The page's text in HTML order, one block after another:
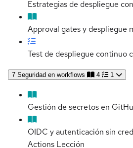
Estrategias de despliegue
Approval gates y despliegue
Test de despliegue continuo
7 Seguridad en workflows 4 1
Gestión de secretos en
OIDC y autenticación sin
Actions Lección